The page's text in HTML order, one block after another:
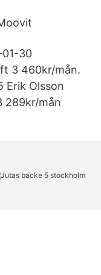
30
3 460kr/mån.
Erik Olsson
289kr/mån